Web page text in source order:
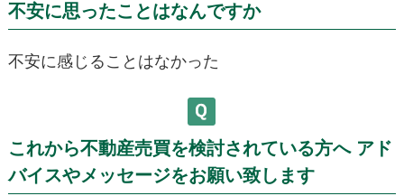
不安に思ったことはなんですか
不安に感じることはなかった
これから不動産売買を検討されている方へ アド
バイスやメッセージをお願い致します